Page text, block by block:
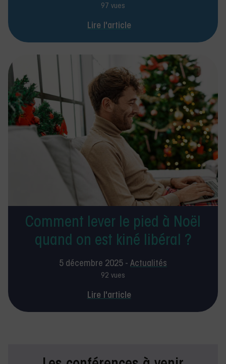
l’épuisement
97 vues
Lire l'article
Comment lever le pied à Noël
quand on est kiné libéral ?
5 décembre 2025 - Actualités
92 vues
Lire l'article